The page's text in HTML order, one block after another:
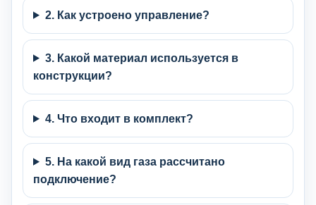
2. Как устроено управление?
3. Какой материал используется в
конструкции?
4. Что входит в комплект?
5. На какой вид газа рассчитано
подключение?